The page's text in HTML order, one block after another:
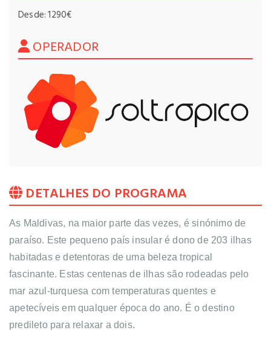
Desde: 1290€
OPERADOR
DETALHES DO PROGRAMA
As Maldivas, na maior parte das vezes, é sinónimo de
paraíso. Este pequeno país insular é dono de 203 ilhas
habitadas e detentoras de uma beleza tropical
fascinante. Estas centenas de ilhas são rodeadas pelo
mar azul-turquesa com temperaturas quentes e
apetecíveis em qualquer época do ano. É o destino
predileto para relaxar a dois.